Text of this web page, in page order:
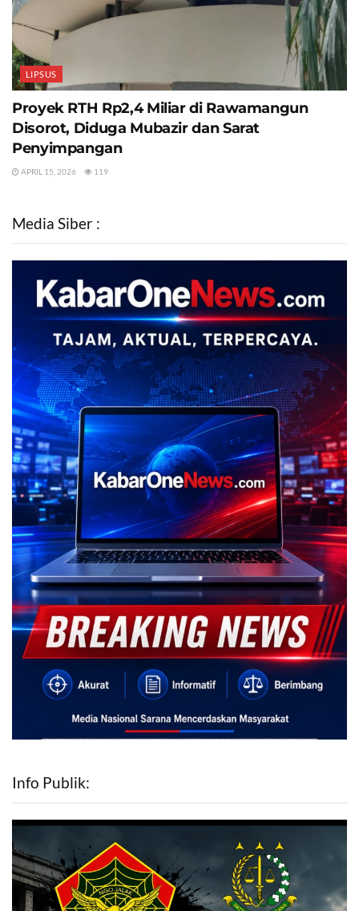
LIPSUS
Proyek RTH Rp2,4 Miliar di Rawamangun
Disorot, Diduga Mubazir dan Sarat
Penyimpangan
APRIL 15, 2026 119
Media Siber :
Info Publik: